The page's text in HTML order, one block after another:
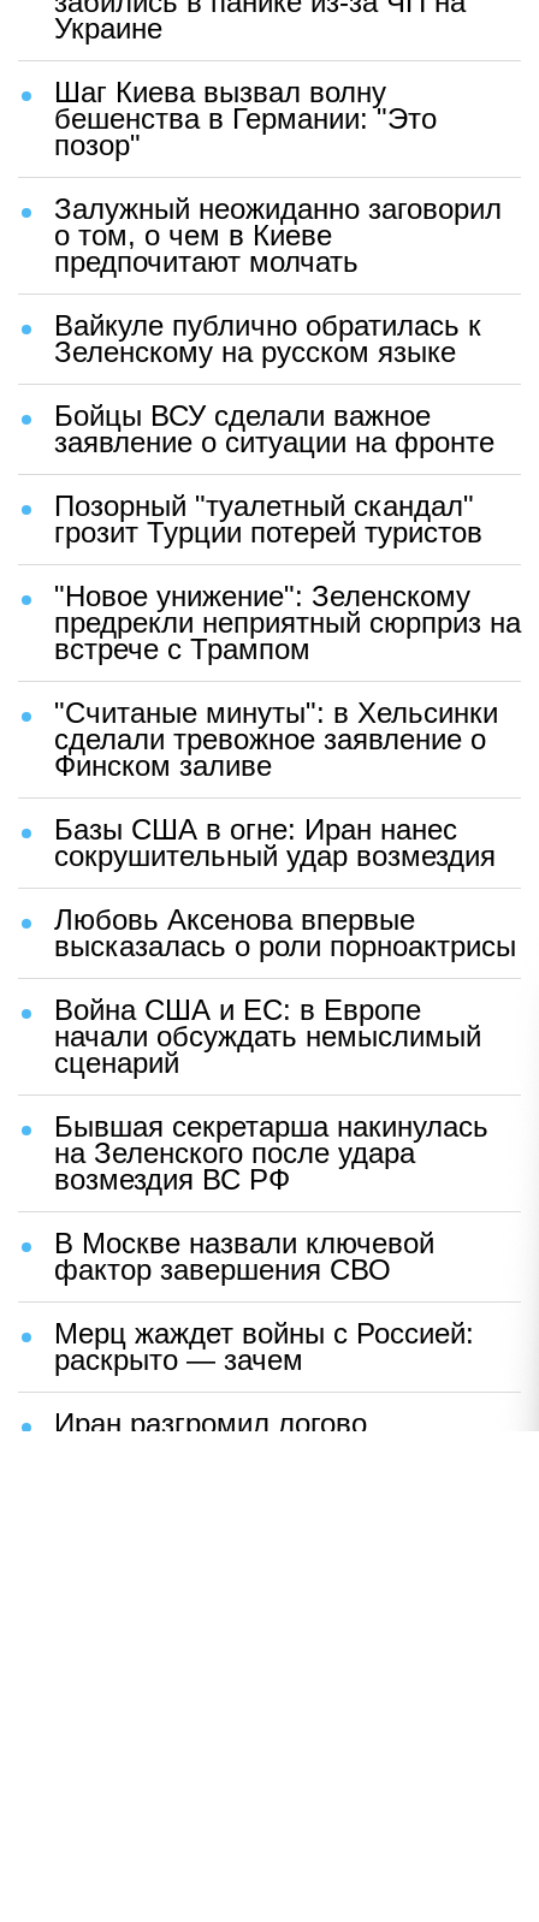
Украине
Шаг Киева вызвал волну
бешенства в Германии: "Это
позор"
Залужный неожиданно заговорил
о том, о чем в Киеве
предпочитают молчать
Вайкуле публично обратилась к
Зеленскому на русском языке
Бойцы ВСУ сделали важное
заявление о ситуации на фронте
Позорный "туалетный скандал"
грозит Турции потерей туристов
"Новое унижение": Зеленскому
предрекли неприятный сюрприз на
встрече с Трампом
"Считаные минуты": в Хельсинки
сделали тревожное заявление о
Финском заливе
Базы США в огне: Иран нанес
сокрушительный удар возмездия
Любовь Аксенова впервые
высказалась о роли порноактрисы
Война США и ЕС: в Европе
начали обсуждать немыслимый
сценарий
Бывшая секретарша накинулась
на Зеленского после удара
возмездия ВС РФ
В Москве назвали ключевой
фактор завершения СВО
Мерц жаждет войны с Россией:
раскрыто — зачем
Иран разгромил логово